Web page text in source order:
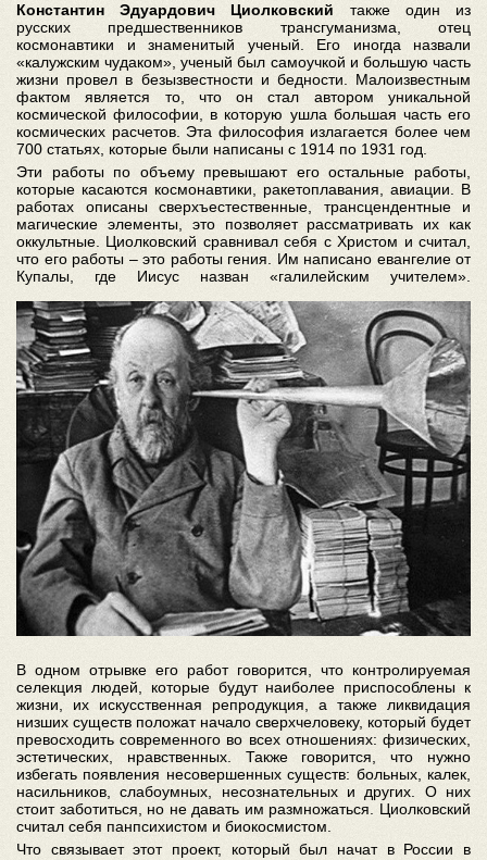
Константин Эдуардович Циолковский также один из
русских предшественников трансгуманизма, отец
космонавтики и знаменитый ученый. Его иногда назвали
«калужским чудаком», ученый был самоучкой и большую часть
жизни провел в безызвестности и бедности. Малоизвестным
фактом является то, что он стал автором уникальной
космической философии, в которую ушла большая часть его
космических расчетов. Эта философия излагается более чем
700 статьях, которые были написаны с 1914 по 1931 год.
Эти работы по объему превышают его остальные работы,
которые касаются космонавтики, ракетоплавания, авиации. В
работах описаны сверхъестественные, трансцендентные и
магические элементы, это позволяет рассматривать их как
оккультные. Циолковский сравнивал себя с Христом и считал,
что его работы – это работы гения. Им написано евангелие от
Купалы, где Иисус назван «галилейским учителем».
В одном отрывке его работ говорится, что контролируемая
селекция людей, которые будут наиболее приспособлены к
жизни, их искусственная репродукция, а также ликвидация
низших существ положат начало сверхчеловеку, который будет
превосходить современного во всех отношениях: физических,
эстетических, нравственных. Также говорится, что нужно
избегать появления несовершенных существ: больных, калек,
насильников, слабоумных, несознательных и других. О них
стоит заботиться, но не давать им размножаться. Циолковский
считал себя панпсихистом и биокосмистом.
Что связывает этот проект, который был начат в России в